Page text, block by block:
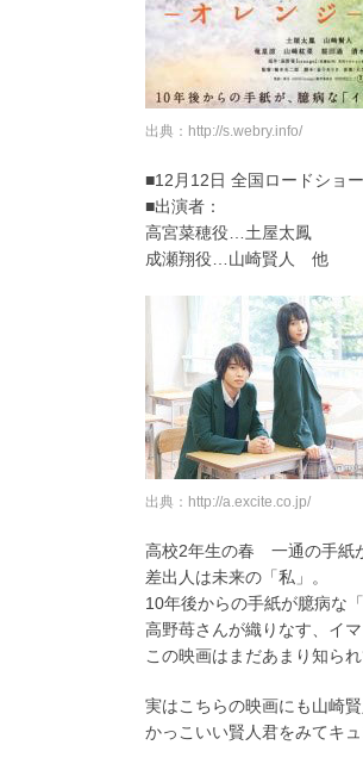
出典：http://s.webry.info/
■12月12日 全国ロードショー
■出演者：
高宮菜穂役…土屋太鳳
成瀬翔役…山崎賢人 他
出典：http://a.excite.co.jp/
高校2年生の春 一通の手紙
差出人は未来の「私」。
10年後からの手紙が臆病な
高野苺さんが織りなす、イ
この映画はまだあまり知ら
実はこちらの映画にも山崎
かっこいい賢人君をみてキ